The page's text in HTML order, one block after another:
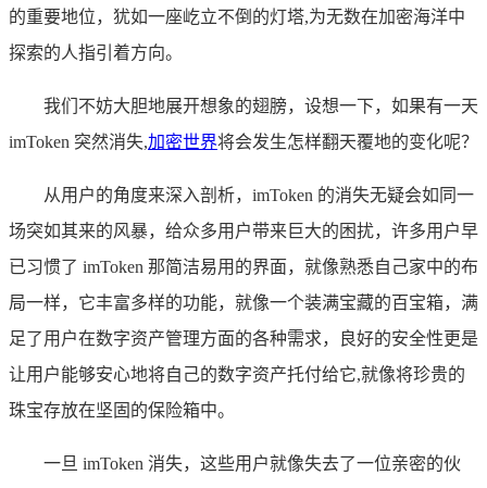
的重要地位，犹如一座屹立不倒的灯塔,为无数在加密海洋中
探索的人指引着方向。
我们不妨大胆地展开想象的翅膀，设想一下，如果有一天
imToken 突然消失,加密世界将会发生怎样翻天覆地的变化呢？
从用户的角度来深入剖析，imToken 的消失无疑会如同一
场突如其来的风暴，给众多用户带来巨大的困扰，许多用户早
已习惯了 imToken 那简洁易用的界面，就像熟悉自己家中的布
局一样，它丰富多样的功能，就像一个装满宝藏的百宝箱，满
足了用户在数字资产管理方面的各种需求，良好的安全性更是
让用户能够安心地将自己的数字资产托付给它,就像将珍贵的
珠宝存放在坚固的保险箱中。
一旦 imToken 消失，这些用户就像失去了一位亲密的伙